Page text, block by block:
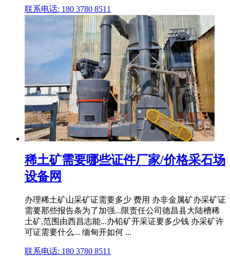
联系电话: 180 3780 8511
稀土矿需要哪些证件厂家/价格采石场
设备网
办理稀土矿山采矿证需要多少 费用 办非金属矿办采矿证
需要那些报告条为了加强...限责任公司德昌县大陆槽稀
土矿,范围由西昌志能...办铅矿开采证要多少钱 办采矿许
可证需要什么... 缅甸开如何 ...
联系电话: 180 3780 8511